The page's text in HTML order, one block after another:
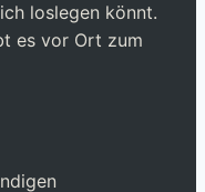
loslegen könnt.
es vor Ort zum